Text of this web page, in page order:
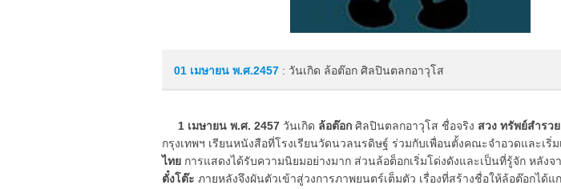
01 เมษายน พ.ศ.2457 : วันเกิด ล้อต๊อก ศิลปินตลกอาวุโส
1 เมษายน พ.ศ. 2457 วันเกิด ล้อต๊อก ศิลปินตลกอาวุโส ชื่อจริง สวง ทรัพย์สำรวย
กรุงเทพฯ เรียนหนังสือที่โรงเรียนวัดนวลนรดิษฐ์ ร่วมกับเพื่อนตั้งคณะจำอวดและเริ่
ไทย การแสดงได้รับความนิยมอย่างมาก ส่วนล้อต็อกเริ่มโด่งดังและเป็นที่รู้จัก หลังจ
ตั๋งโต๊ะ ภายหลังจึงผันตัวเข้าสู่วงการภาพยนตร์เต็มตัว เรื่องที่สร้างชื่อให้ล้อต๊อกได้แ